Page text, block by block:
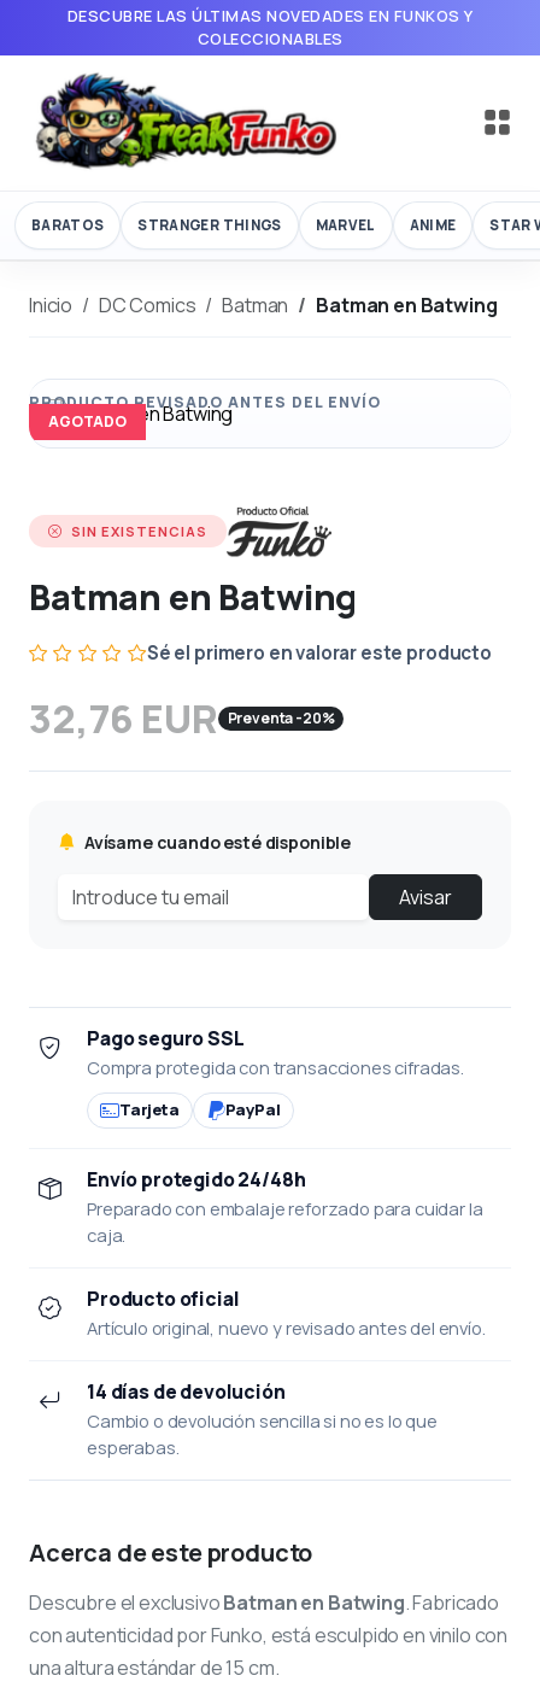
DESCUBRE LAS ÚLTIMAS NOVEDADES EN FUNKOS Y
COLECCIONABLES
BARATOS STRANGER THINGS MARVEL ANIME STAR
Inicio DC Comics Batman Batman en Batwing
AGOTADO
SIN EXISTENCIAS
Batman en Batwing
Sé el primero en valorar este producto
32,76 EUR Preventa -20%
Avísame cuando esté disponible
Avisar
Pago seguro SSL
Compra protegida con transacciones cifradas.
Tarjeta PayPal
Envío protegido 24/48h
Preparado con embalaje reforzado para cuidar la
caja.
Producto oficial
Artículo original, nuevo y revisado antes del envío.
14 días de devolución
Cambio o devolución sencilla si no es lo que
esperabas.
Acerca de este producto
Descubre el exclusivoBatman en Batwing. Fabricado
con autenticidad por Funko, está esculpido en vinilo con
una altura estándar de 15 cm.